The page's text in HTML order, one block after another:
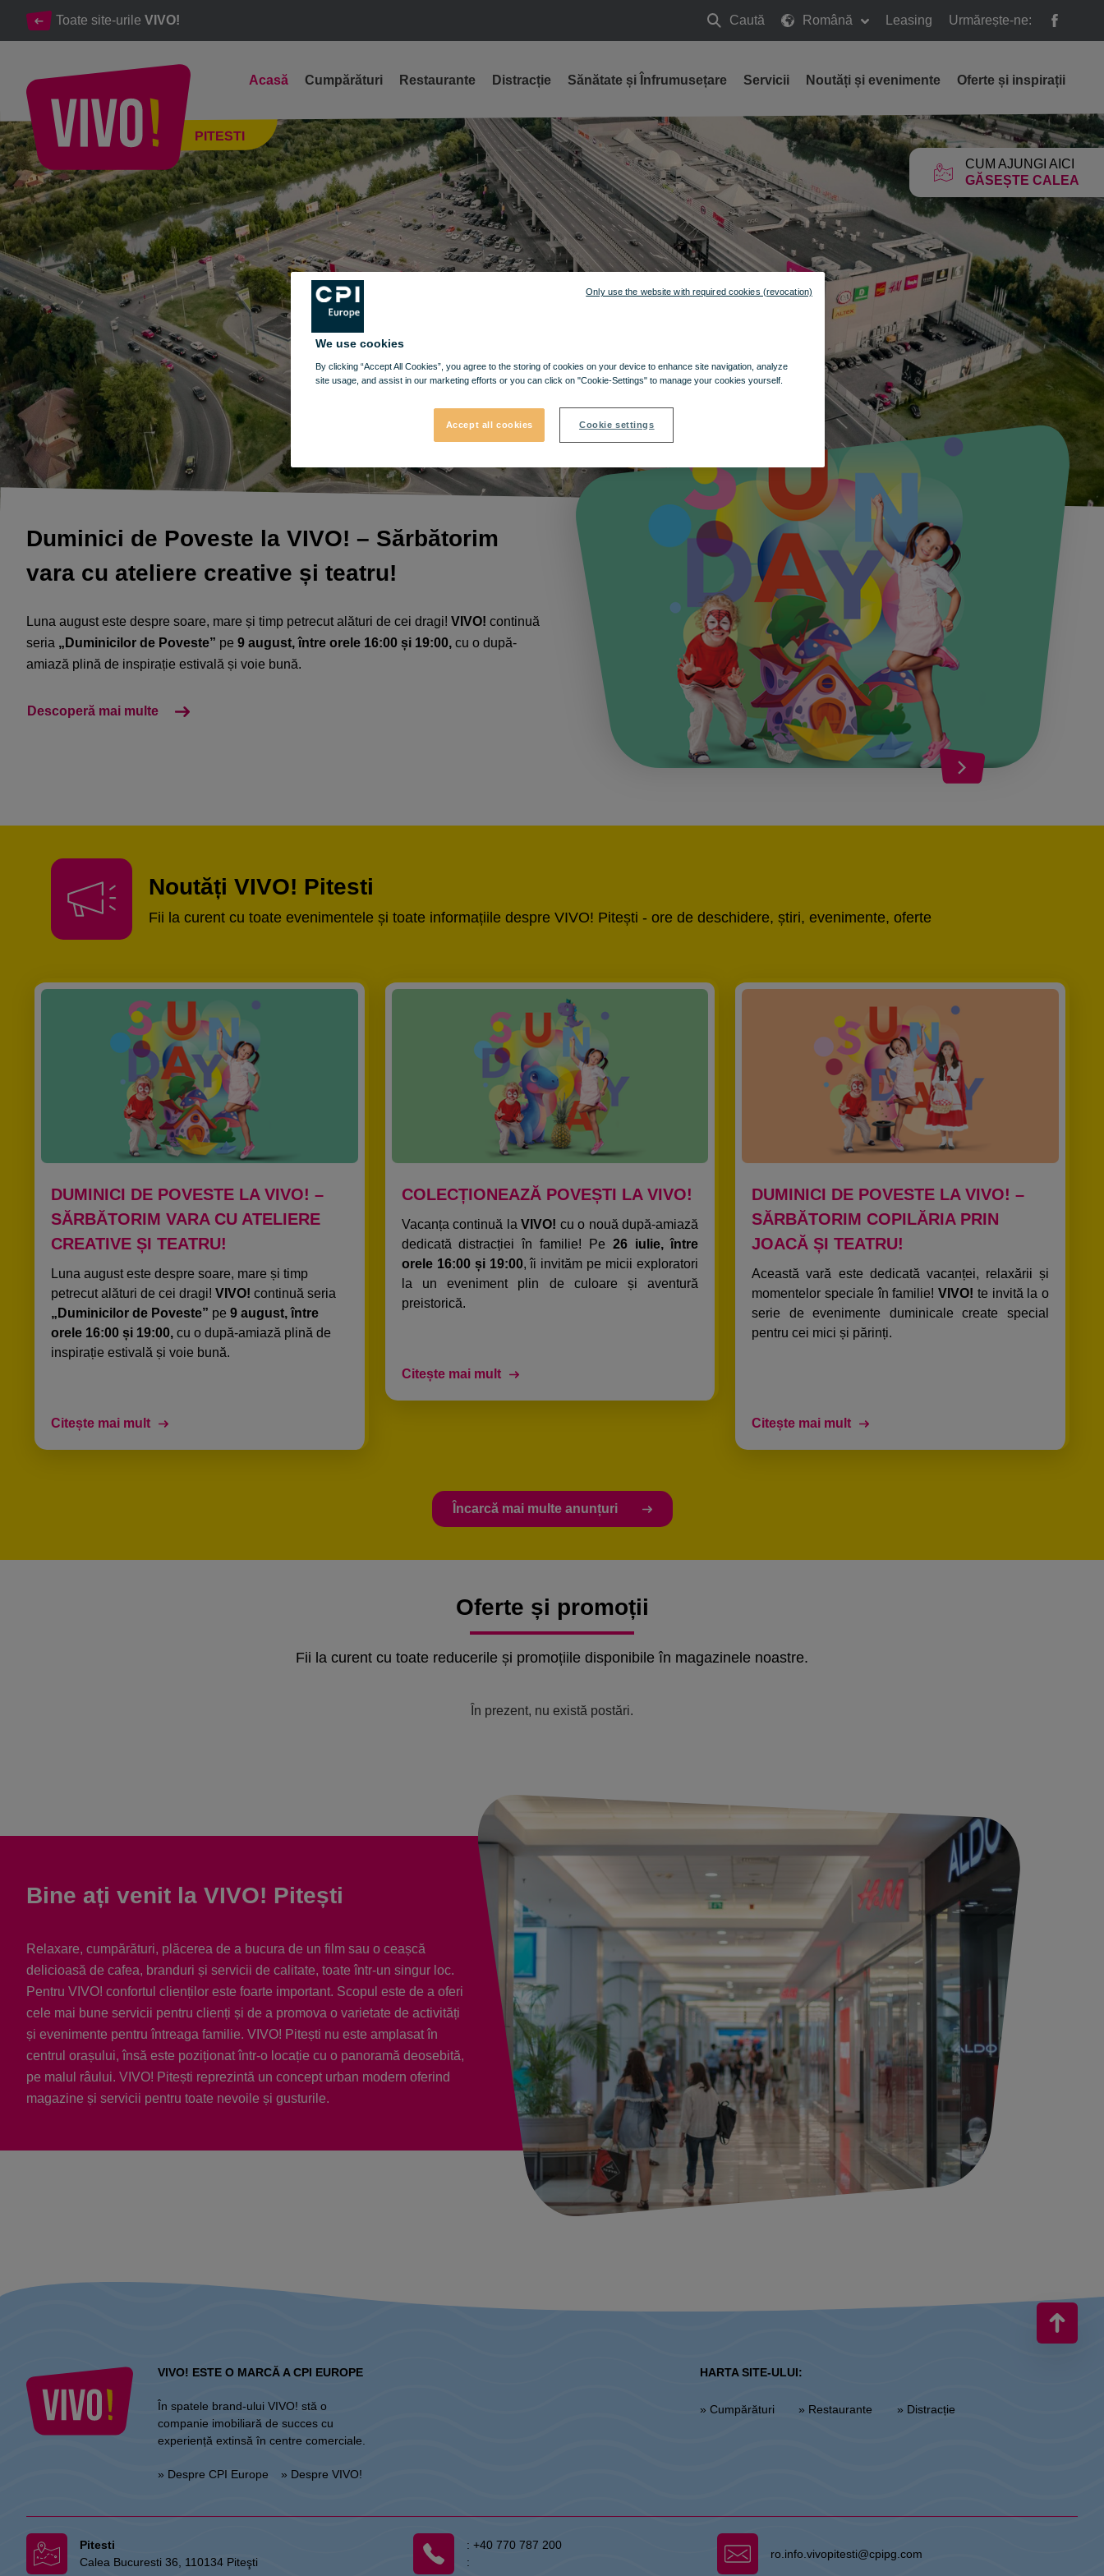
Toate site-urile VIVO! Caută
Caută
Română Leasing Urmărește-ne:
CUM AJUNGI AICI
GĂSEȘTE CALEA
Pitesti
PITESTI
Acasă Cumpărături Restaurante Distracție Sănătate și Înfrumusețare Servicii Noutăți și evenimente Oferte și inspirații
Destinația #1 de shopping și distracție pentru argeșeni
Duminici de Poveste la VIVO! – Sărbătorim
vara cu ateliere creative și teatru!​
Luna august este despre soare, mare și timp petrecut alături de cei dragi! VIVO! continuă
seria „Duminicilor de Poveste” pe 9 august, între orele 16:00 și 19:00, cu o după-
amiază plină de inspirație estivală și voie bună.​
Descoperă mai multe
Noutăți VIVO! Pitesti
Fii la curent cu toate evenimentele și toate informațiile despre VIVO! Pitești - ore de deschidere, știri, evenimente, oferte
DUMINICI DE POVESTE LA VIVO! –
SĂRBĂTORIM VARA CU ATELIERE
CREATIVE ȘI TEATRU!​
Luna august este despre soare, mare și timp
petrecut alături de cei dragi! VIVO! continuă seria
„Duminicilor de Poveste” pe 9 august, între
orele 16:00 și 19:00, cu o după-amiază plină de
inspirație estivală și voie bună.​
Citește mai mult
COLECȚIONEAZĂ POVEȘTI LA VIVO!​
Vacanța continuă la VIVO! cu o nouă după-amiază
dedicată distracției în familie! Pe 26 iulie, între
orele 16:00 și 19:00, îi invităm pe micii exploratori
la un eveniment plin de culoare și aventură
preistorică.​
Citește mai mult
DUMINICI DE POVESTE LA VIVO! –
SĂRBĂTORIM COPILĂRIA PRIN
JOACĂ ȘI TEATRU!​
Această vară este dedicată vacanței, relaxării și
momentelor speciale în familie!VIVO! te invită la o
serie de evenimente duminicale create special
pentru cei mici și părinți.
Citește mai mult
Încarcă mai multe anunțuri
Oferte și promoții
Fii la curent cu toate reducerile și promoțiile disponibile în magazinele noastre.
În prezent, nu există postări.
Bine ați venit la VIVO! Pitești
Relaxare, cumpărături, plăcerea de a bucura de un film sau o ceașcă
delicioasă de cafea, branduri și servicii de calitate, toate într-un singur loc.
Pentru VIVO! confortul clienților este foarte important. Scopul este de a oferi
cele mai bune servicii pentru clienți și de a promova o varietate de activități
și evenimente pentru întreaga familie. VIVO! Pitești nu este amplasat în
centrul orașului, însă este poziționat într-o locație cu o panoramă deosebită,
pe malul râului. VIVO! Pitești reprezintă un concept urban modern oferind
magazine și servicii pentru toate nevoile și gusturile.
VIVO! ESTE O MARCĂ A CPI EUROPE
În spatele brand-ului VIVO! stă o
companie imobiliară de succes cu
experiență extinsă în centre comerciale.
» Despre CPI Europe » Despre VIVO!
HARTA SITE-ULUI:
» Cumpărături » Restaurante » Distracție
Pitesti
Calea Bucuresti 36, 110134 Piteşti
: +40 770 787 200
:
ro.info.vivopitesti@cpipg.com
We use cookies
By clicking “Accept All Cookies”, you agree to the storing of cookies on your device to enhance site navigation, analyze
site usage, and assist in our marketing efforts or you can click on "Cookie-Settings" to manage your cookies yourself.
Accept all cookies Cookie settings
Only use the website with required cookies (revocation)